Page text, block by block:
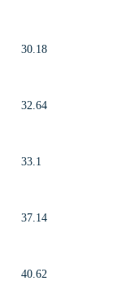
30.18
32.64
33.1
37.14
40.62